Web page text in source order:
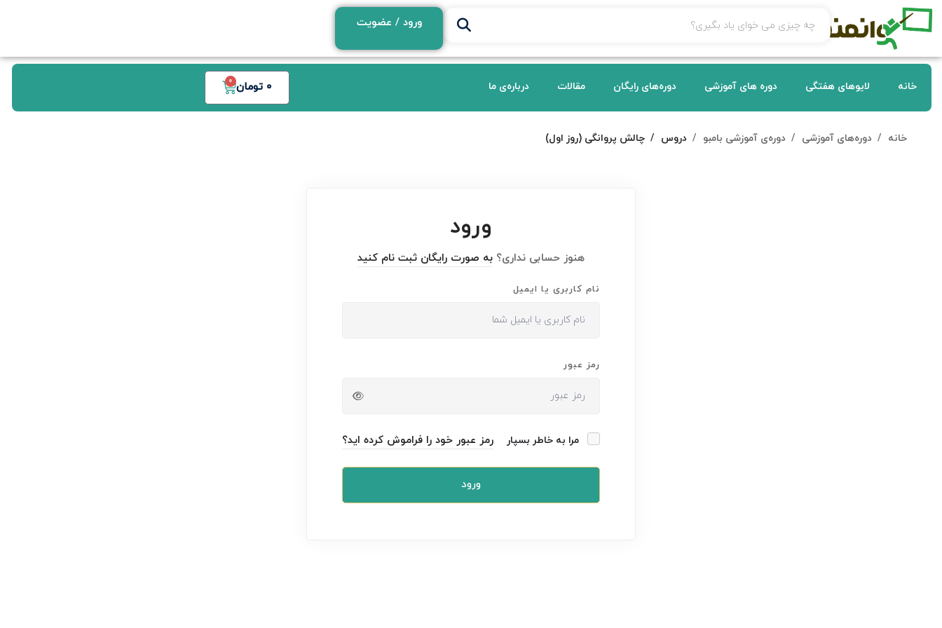
ورود / عضویت
خانه لایوهای هفتگی دوره های آموزشی دوره‌های رایگان مقالات درباره‌ی ما 0 تومان 0
خانه دوره‌های آموزشی دوره‌ی آموزشی بامبو دروس چالش پروانگی (روز اول)
ورود
هنوز حسابی نداری؟ به صورت رایگان ثبت نام کنید
نام کاربری یا ایمیل
رمز عبور
مرا به خاطر بسپار رمز عبور خود را فراموش کرده اید؟
ورود